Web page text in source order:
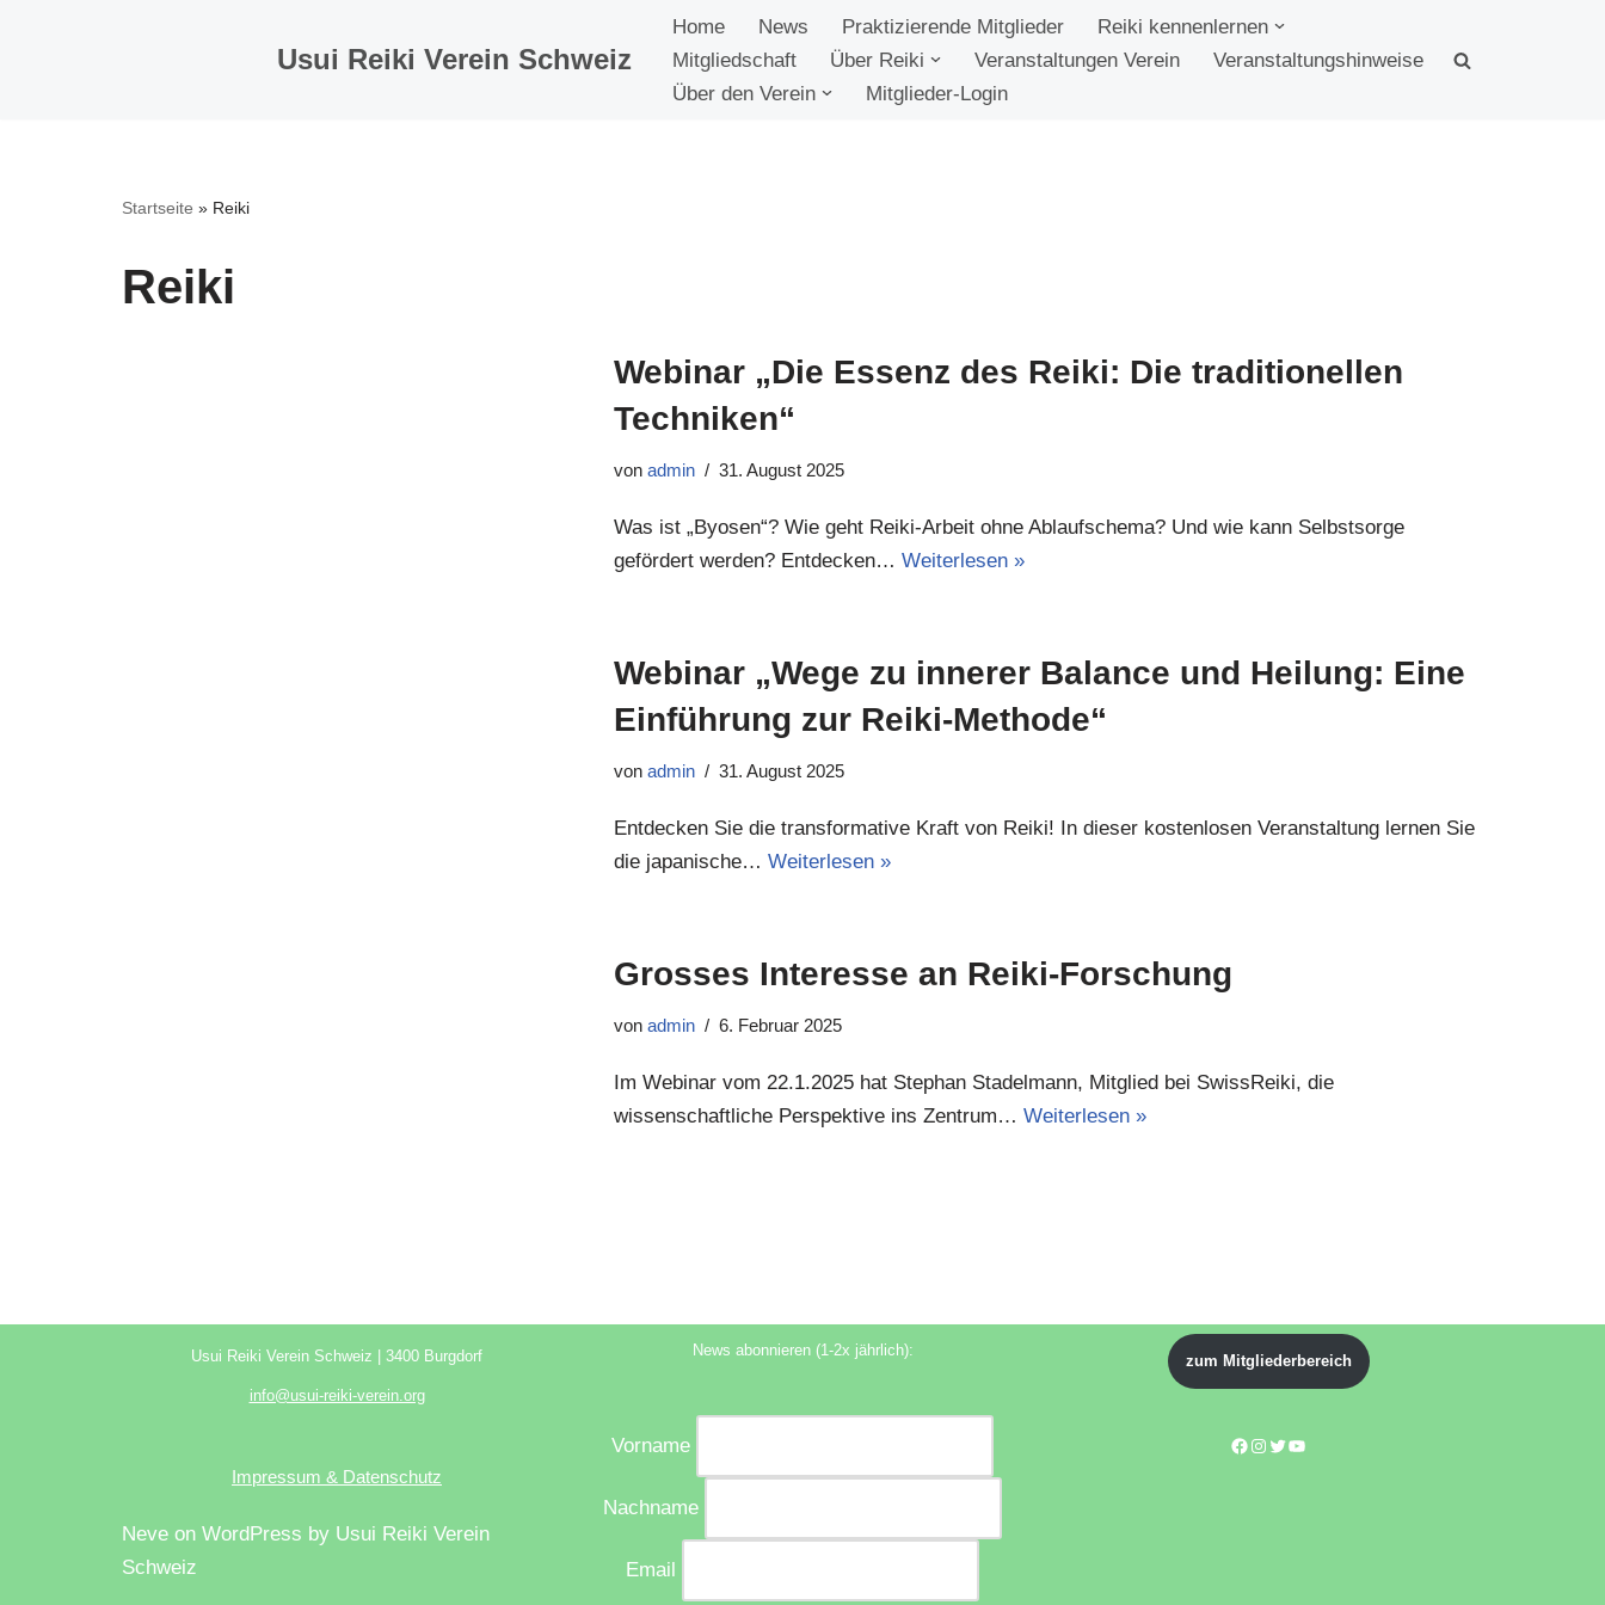
Usui Reiki Verein Schweiz
Home News Praktizierende Mitglieder
Reiki kennenlernen
Mitgliedschaft
Über Reiki Veranstaltungen Verein
Veranstaltungshinweise
Über den Verein
Mitglieder-Login
Startseite » Reiki
Reiki
Webinar „Die Essenz des Reiki: Die traditionellen
Techniken“
von admin 31. August 2025
Was ist „Byosen“? Wie geht Reiki-Arbeit ohne Ablaufschema? Und wie kann Selbstsorge
gefördert werden? Entdecken… Weiterlesen »
Webinar „Wege zu innerer Balance und Heilung: Eine
Einführung zur Reiki-Methode“
von admin 31. August 2025
Entdecken Sie die transformative Kraft von Reiki! In dieser kostenlosen Veranstaltung lernen Sie
die japanische… Weiterlesen »
Grosses Interesse an Reiki-Forschung
von admin 6. Februar 2025
Im Webinar vom 22.1.2025 hat Stephan Stadelmann, Mitglied bei SwissReiki, die
wissenschaftliche Perspektive ins Zentrum… Weiterlesen »
Usui Reiki Verein Schweiz | 3400 Burgdorf
info@usui-reiki-verein.org
Impressum & Datenschutz
Neve on WordPress by Usui Reiki Verein
Schweiz
News abonnieren (1-2x jährlich):
Vorname
Nachname
Email
zum Mitgliederbereich